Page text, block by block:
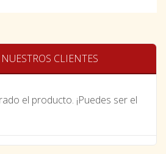
CLIENTES
el producto. ¡Puedes ser el